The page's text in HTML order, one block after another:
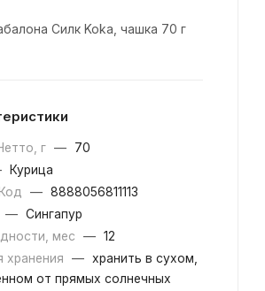
Силк Koka, чашка 70 г
г —
70
Курица
— 8888056811113
— Сингапур
мес
— 12
хранения
— хранить в сухом,
от прямых солнечных